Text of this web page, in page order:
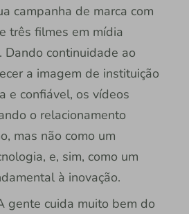
campanha de marca com
três filmes em mídia
Dando continuidade ao
a imagem de instituição
e confiável, os vídeos
o relacionamento
mas não como um
e, sim, como um
à inovação.
gente cuida muito bem do